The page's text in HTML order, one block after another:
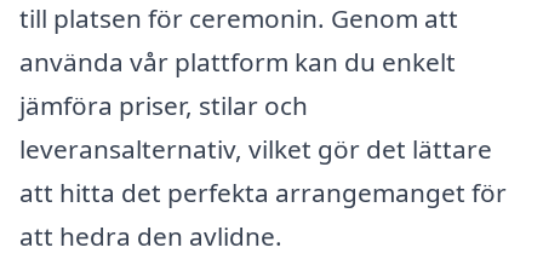
till platsen för ceremonin. Genom att
använda vår plattform kan du enkelt
jämföra priser, stilar och
leveransalternativ, vilket gör det lättare
att hitta det perfekta arrangemanget för
att hedra den avlidne.